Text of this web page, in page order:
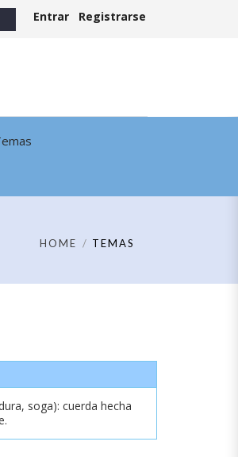
Entrar Registrarse
HOME TEMAS
soga): cuerda hecha